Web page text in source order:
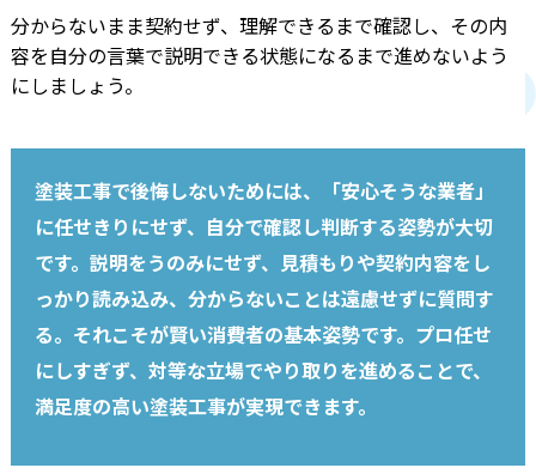
分からないまま契約せず、理解できるまで確認し、その内
容を自分の言葉で説明できる状態になるまで進めないよう
にしましょう。
塗装工事で後悔しないためには、「安心そうな業者」
に任せきりにせず、自分で確認し判断する姿勢が大切
です。説明をうのみにせず、見積もりや契約内容をし
っかり読み込み、分からないことは遠慮せずに質問す
る。それこそが賢い消費者の基本姿勢です。プロ任せ
にしすぎず、対等な立場でやり取りを進めることで、
満足度の高い塗装工事が実現できます。